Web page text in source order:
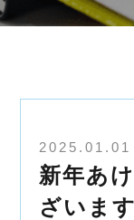
2025.01.01
新年あ
ざいます